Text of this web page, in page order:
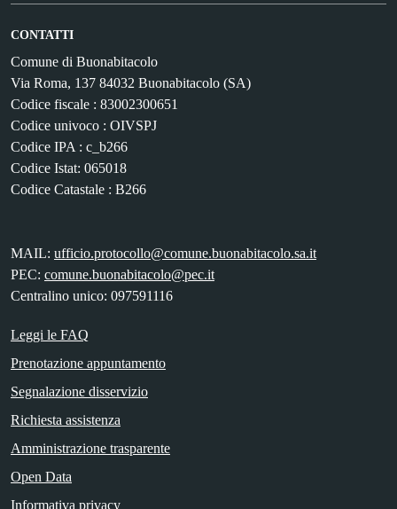
CONTATTI
Comune di Buonabitacolo
Via Roma, 137 84032 Buonabitacolo (SA)
Codice fiscale : 83002300651
Codice univoco : OIVSPJ
Codice IPA : c_b266
Codice Istat: 065018
Codice Catastale : B266
MAIL: ufficio.protocollo@comune.buonabitacolo.sa.it
PEC: comune.buonabitacolo@pec.it
Centralino unico: 097591116
Leggi le FAQ
Prenotazione appuntamento
Segnalazione disservizio
Richiesta assistenza
Amministrazione trasparente
Open Data
Informativa privacy